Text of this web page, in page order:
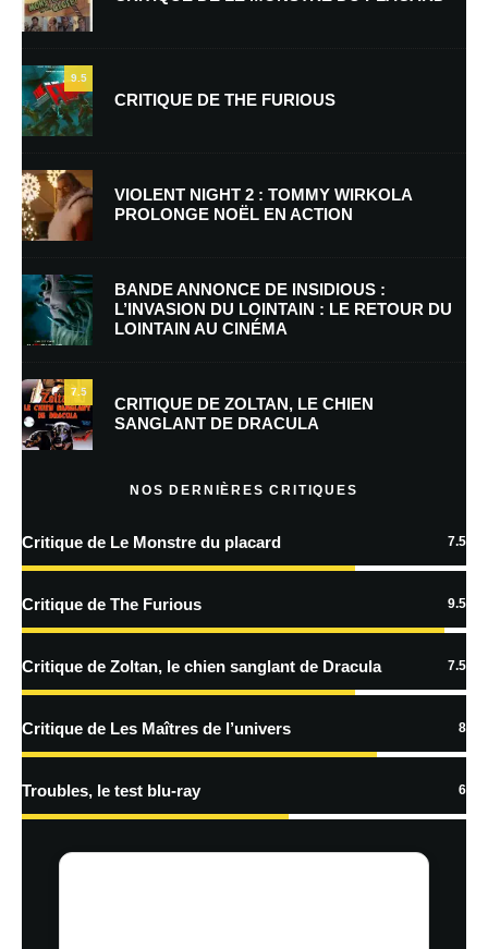
Nom*
E-mail *
Enregistrer mon nom, mon e-mail et mon site dans le navigateur pour
mon prochain commentaire.
Prévenez-moi de tous les nouveaux commentaires par e-mail.
Prévenez-moi de tous les nouveaux articles par e-mail.
En savoir
traitées
9.5
CRITIQUE DE THE FURIOUS
VIOLENT NIGHT 2 : TOMMY WIRKOLA
PROLONGE NOËL EN ACTION
BANDE ANNONCE DE INSIDIOUS :
L’INVASION DU LOINTAIN : LE RETOUR DU
LOINTAIN AU CINÉMA
7.5
CRITIQUE DE ZOLTAN, LE CHIEN
SANGLANT DE DRACULA
NOS DERNIÈRES CRITIQUES
Critique de Le Monstre du placard 7.5
Critique de The Furious 9.5
Critique de Zoltan, le chien sanglant de Dracula 7.5
Critique de Les Maîtres de l’univers 8
Troubles, le test blu-ray 6